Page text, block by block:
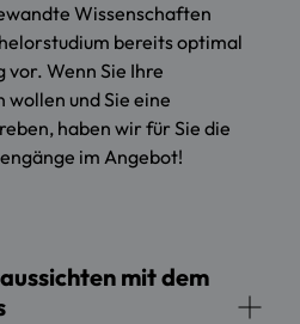
Wissenschaften
bereits optimal
Wenn Sie Ihre
und Sie eine
haben wir für Sie die
im Angebot!
mit dem